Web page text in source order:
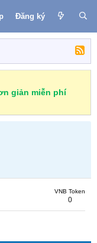
Đăng ký
giản miễn phí
VNB Token
0